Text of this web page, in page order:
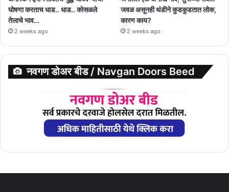
घोषणा करताच धाड.. धाड.. कोसळले
तेलाचे भाव…
2 weeks ago
जवळ असूनही थंडीने कुडकुडतात लोक,
कारण काय?
2 weeks ago
नवगण डोअर बीड / Navgan Doors Beed